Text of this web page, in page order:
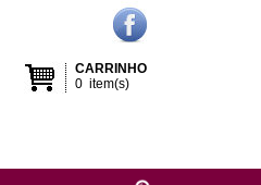
CARRINHO
0 item(s)